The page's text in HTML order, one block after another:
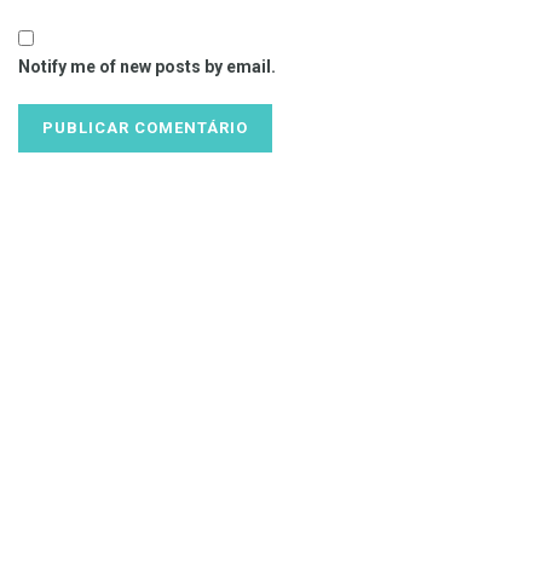
Notify me of new posts by email.